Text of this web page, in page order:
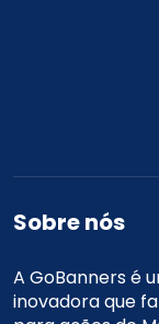
Sobre nós
A GoBanners é
inovadora que